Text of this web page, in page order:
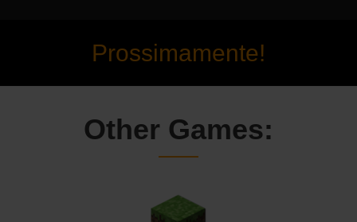
Prossimamente!
Other Games: